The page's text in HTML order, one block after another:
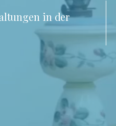
in der